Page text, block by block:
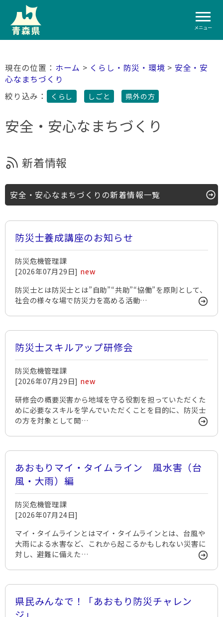
メニュー
ホーム > くらし・防災・環境 > 安全・安
心なまちづくり
絞り込み：
くらし しごと 県外の方
安全・安心なまちづくり
新着情報
安全・安心なまちづくりの新着情報一覧
防災士養成講座のお知らせ
防災危機管理課
[2026年07月29日] new
防災士とは防災士とは”自助”“共助”“協働”を原則として、
社会の様々な場で防災力を高める活動…
防災士スキルアップ研修会
防災危機管理課
[2026年07月29日] new
研修会の概要災害から地域を守る役割を担っていただくた
めに必要なスキルを学んでいただくことを目的に、防災士
の方を対象として開…
あおもりマイ・タイムライン 風水害（台
風・大雨）編
防災危機管理課
[2026年07月24日]
マイ・タイムラインとはマイ・タイムラインとは、台風や
大雨による水害など、これから起こるかもしれない災害に
対し、避難に備えた…
県民みんなで！「あおもり防災チャレン
ジ」